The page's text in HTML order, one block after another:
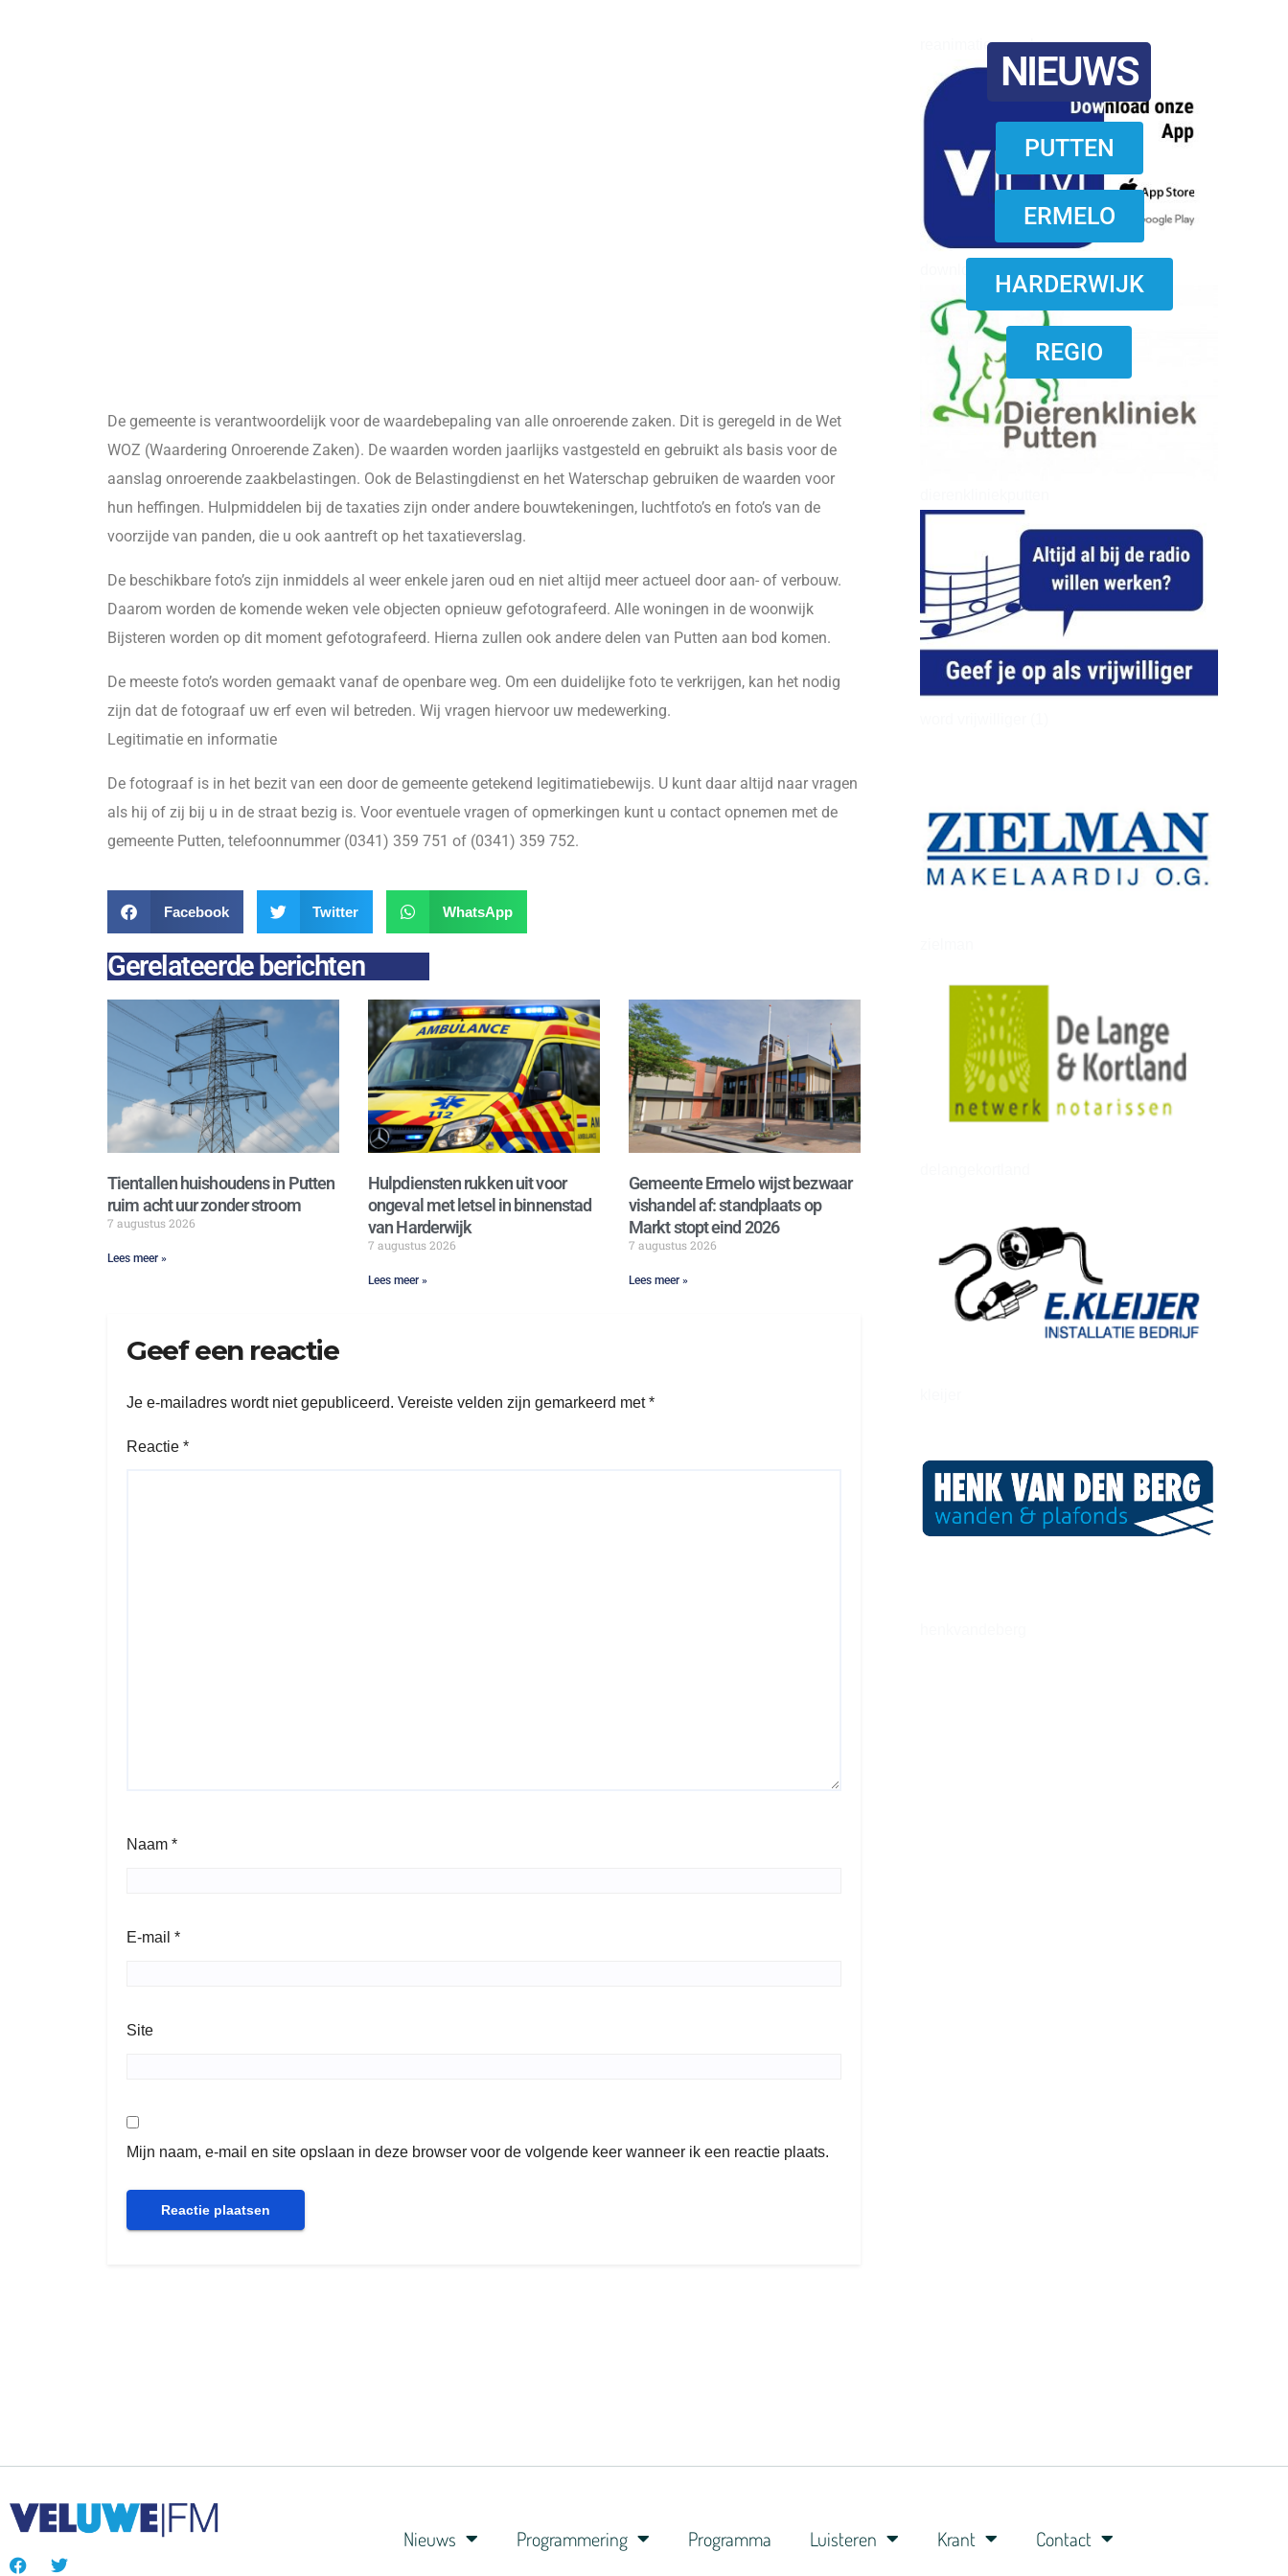
reanimatie ermelo
NIEUWS
PUTTEN
ERMELO
HARDERWIJK
REGIO
De gemeente is verantwoordelijk voor de waardebepaling van alle onroerende zaken. Dit is geregeld in de Wet
WOZ (Waardering Onroerende Zaken). De waarden worden jaarlijks vastgesteld en gebruikt als basis voor de
aanslag onroerende zaakbelastingen. Ook de Belastingdienst en het Waterschap gebruiken de waarden voor
hun heffingen. Hulpmiddelen bij de taxaties zijn onder andere bouwtekeningen, luchtfoto’s en foto’s van de
voorzijde van panden, die u ook aantreft op het taxatieverslag.
De beschikbare foto’s zijn inmiddels al weer enkele jaren oud en niet altijd meer actueel door aan- of verbouw.
Daarom worden de komende weken vele objecten opnieuw gefotografeerd. Alle woningen in de woonwijk
Bijsteren worden op dit moment gefotografeerd. Hierna zullen ook andere delen van Putten aan bod komen.
De meeste foto’s worden gemaakt vanaf de openbare weg. Om een duidelijke foto te verkrijgen, kan het nodig
zijn dat de fotograaf uw erf even wil betreden. Wij vragen hiervoor uw medewerking.
Legitimatie en informatie
De fotograaf is in het bezit van een door de gemeente getekend legitimatiebewijs. U kunt daar altijd naar vragen
als hij of zij bij u in de straat bezig is. Voor eventuele vragen of opmerkingen kunt u contact opnemen met de
gemeente Putten, telefoonnummer (0341) 359 751 of (0341) 359 752.
Facebook Twitter WhatsApp
Gerelateerde berichten
Tientallen huishoudens in Putten
ruim acht uur zonder stroom
7 augustus 2026
Lees meer »
Hulpdiensten rukken uit voor
ongeval met letsel in binnenstad
van Harderwijk
7 augustus 2026
Lees meer »
Gemeente Ermelo wijst bezwaar
vishandel af: standplaats op
Markt stopt eind 2026
7 augustus 2026
Lees meer »
Geef een reactie
Je e-mailadres wordt niet gepubliceerd. Vereiste velden zijn gemarkeerd met*
Reactie *
Naam *
E-mail *
Site
Mijn naam, e-mail en site opslaan in deze browser voor de volgende keer wanneer ik een reactie plaats.
Nieuws Programmering Programma Luisteren Krant Contact